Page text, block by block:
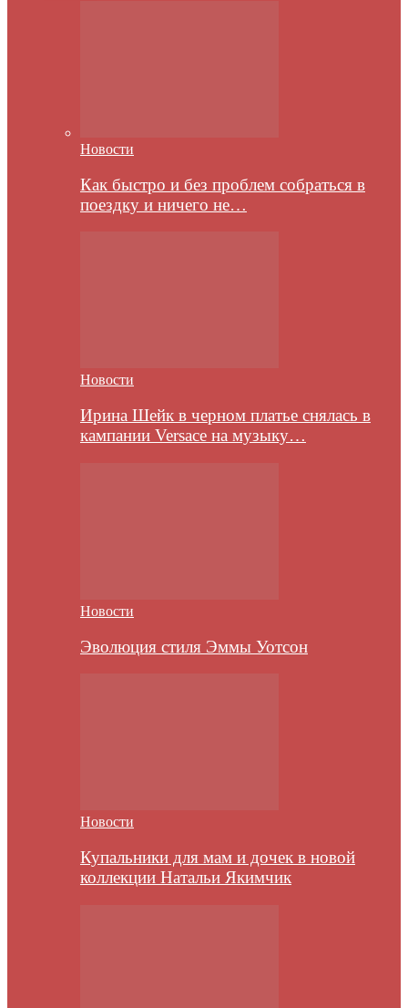
Новости
Как быстро и без проблем собраться в
поездку и ничего не…
Новости
Ирина Шейк в черном платье снялась в
кампании Versace на музыку…
Новости
Эволюция стиля Эммы Уотсон
Новости
Купальники для мам и дочек в новой
коллекции Натальи Якимчик